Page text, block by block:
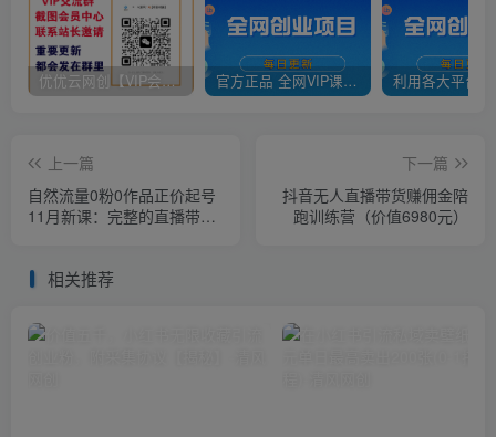
优优云网创【VIP会员专属交流群】 官方正品 全网VIP课程 无损下载~
上一篇
自然流量0粉0作品正价起号
11月新课：完整的直播带货
下一篇
抖音无人直播带货赚佣金陪
跑训练营（价值6980元）
相关推荐